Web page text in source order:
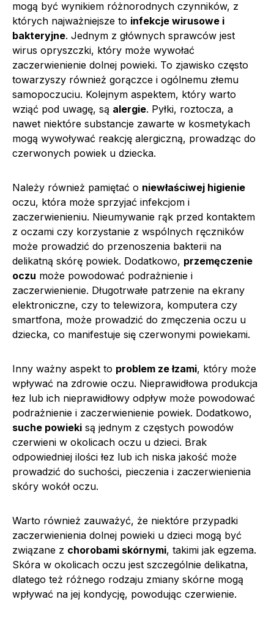
mogą być wynikiem różnorodnych czynników, z
których najważniejsze to infekcje wirusowe i
bakteryjne. Jednym z głównych sprawców jest
wirus opryszczki, który może wywołać
zaczerwienienie dolnej powieki. To zjawisko często
towarzyszy również gorączce i ogólnemu złemu
samopoczuciu. Kolejnym aspektem, który warto
wziąć pod uwagę, są alergie. Pyłki, roztocza, a
nawet niektóre substancje zawarte w kosmetykach
mogą wywoływać reakcję alergiczną, prowadząc do
czerwonych powiek u dziecka.
Należy również pamiętać o niewłaściwej higienie
oczu, która może sprzyjać infekcjom i
zaczerwienieniu. Nieumywanie rąk przed kontaktem
z oczami czy korzystanie z wspólnych ręczników
może prowadzić do przenoszenia bakterii na
delikatną skórę powiek. Dodatkowo, przemęczenie
oczu może powodować podrażnienie i
zaczerwienienie. Długotrwałe patrzenie na ekrany
elektroniczne, czy to telewizora, komputera czy
smartfona, może prowadzić do zmęczenia oczu u
dziecka, co manifestuje się czerwonymi powiekami.
Inny ważny aspekt to problem ze łzami, który może
wpływać na zdrowie oczu. Nieprawidłowa produkcja
łez lub ich nieprawidłowy odpływ może powodować
podrażnienie i zaczerwienienie powiek. Dodatkowo,
suche powieki są jednym z częstych powodów
czerwieni w okolicach oczu u dzieci. Brak
odpowiedniej ilości łez lub ich niska jakość może
prowadzić do suchości, pieczenia i zaczerwienienia
skóry wokół oczu.
Warto również zauważyć, że niektóre przypadki
zaczerwienienia dolnej powieki u dzieci mogą być
związane z chorobami skórnymi, takimi jak egzema.
Skóra w okolicach oczu jest szczególnie delikatna,
dlatego też różnego rodzaju zmiany skórne mogą
wpływać na jej kondycję, powodując czerwienie.